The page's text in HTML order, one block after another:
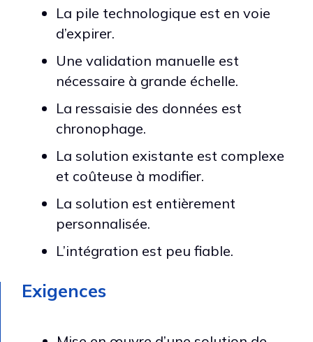
La pile technologique est en voie
d’expirer.
Une validation manuelle est
nécessaire à grande échelle.
La ressaisie des données est
chronophage.
La solution existante est complexe
et coûteuse à modifier.
La solution est entièrement
personnalisée.
L’intégration est peu fiable.
Exigences